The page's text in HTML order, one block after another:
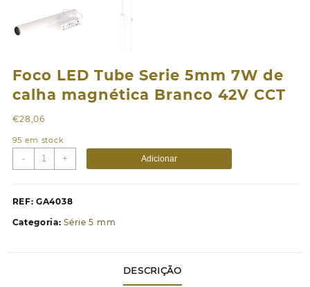
Foco LED Tube Serie 5mm 7W de
calha magnética Branco 42V CCT
€28,06
95 em stock
-
Quantidade
de
LED
Serie
+ Adicionar
REF: GA4038
Categoria:Série 5 mm
DESCRIÇÃO